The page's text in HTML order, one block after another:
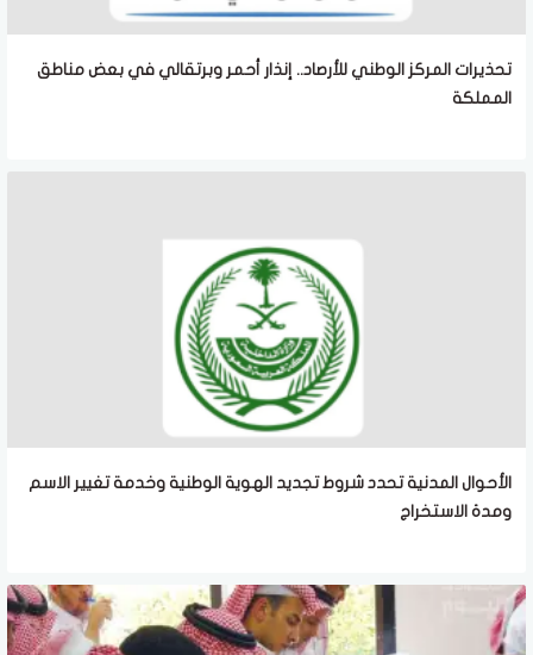
تحذيرات المركز الوطني للأرصاد.. إنذار أحمر وبرتقالي في بعض مناطق
المملكة
الأحوال المدنية تحدد شروط تجديد الهوية الوطنية وخدمة تغيير الاسم
ومدة الاستخراج